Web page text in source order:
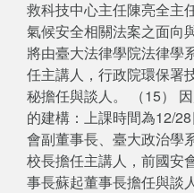
救科技中心主任陳亮全主
氣候安全相關法案之面向
將由臺大法律學院法律學
任主講人，行政院環保署
秘擔任與談人。 （15）
的建構：上課時間為12/
會副董事長、臺大政治學
校長擔任主講人，前國安
事長蘇起董事長擔任與談人